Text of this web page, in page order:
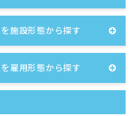
施設形態から探す
雇用形態から探す